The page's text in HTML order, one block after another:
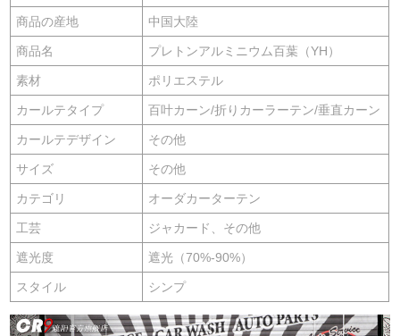
商品の産地 中国大陸
商品名 プレトンアルミニウム百葉（YH）
素材 ポリエステル
カールテタイプ 百叶カーン/折りカーラーテン/垂直カーン
カールテデザイン その他
サイズ その他
カテゴリ オーダカーターテン
工芸 ジャカード、その他
遮光度 遮光（70%-90%）
スタイル シンプ